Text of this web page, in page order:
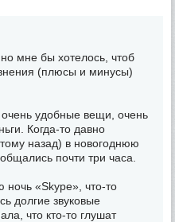
мне бы хотелось, чтоб
(плюсы и минусы)
удобные вещи, очень
Когда-то давно
назад) в новогоднюю
почти три часа.
ночь «Skype», что-то
долгие звуковые
что кто-то глушат